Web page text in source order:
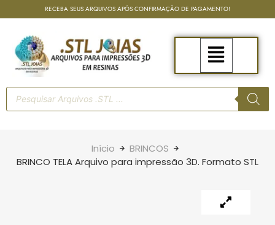
RECEBA SEUS ARQUIVOS APÓS CONFIRMAÇÃO DE PAGAMENTO!
Início
BRINCOS
BRINCO TELA Arquivo para impressão 3D. Formato STL